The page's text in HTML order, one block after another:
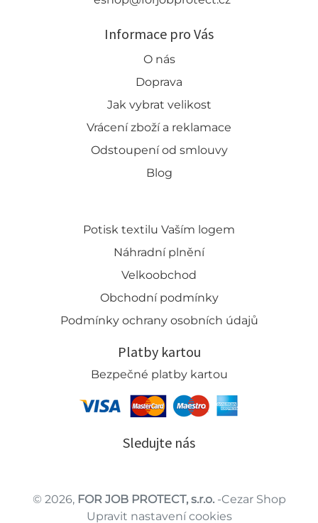
Informace pro Vás
O nás
Doprava
Jak vybrat velikost
Vrácení zboží a reklamace
Odstoupení od smlouvy
Blog
Potisk textilu Vaším logem
Náhradní plnění
Velkoobchod
Obchodní podmínky
Podmínky ochrany osobních údajů
Platby kartou
Bezpečné platby kartou
Sledujte nás
© 2026, FOR JOB PROTECT, s.r.o.-Cezar Shop
Upravit nastavení cookies